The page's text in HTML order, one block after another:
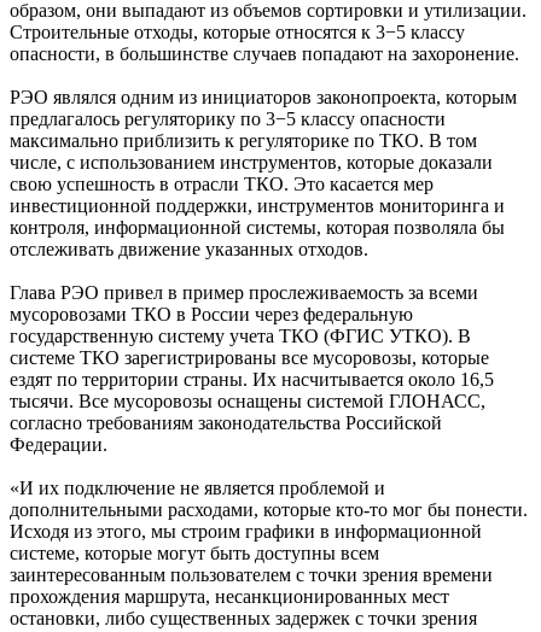
образом, они выпадают из объемов сортировки и утилизации.
Строительные отходы, которые относятся к 3−5 классу
опасности, в большинстве случаев попадают на захоронение.
РЭО являлся одним из инициаторов законопроекта, которым
предлагалось регуляторику по 3−5 классу опасности
максимально приблизить к регуляторике по ТКО. В том
числе, с использованием инструментов, которые доказали
свою успешность в отрасли ТКО. Это касается мер
инвестиционной поддержки, инструментов мониторинга и
контроля, информационной системы, которая позволяла бы
отслеживать движение указанных отходов.
Глава РЭО привел в пример прослеживаемость за всеми
мусоровозами ТКО в России через федеральную
государственную систему учета ТКО (ФГИС УТКО). В
системе ТКО зарегистрированы все мусоровозы, которые
ездят по территории страны. Их насчитывается около 16,5
тысячи. Все мусоровозы оснащены системой ГЛОНАСС,
согласно требованиям законодательства Российской
Федерации.
«И их подключение не является проблемой и
дополнительными расходами, которые кто-то мог бы понести.
Исходя из этого, мы строим графики в информационной
системе, которые могут быть доступны всем
заинтересованным пользователем с точки зрения времени
прохождения маршрута, несанкционированных мест
остановки, либо существенных задержек с точки зрения